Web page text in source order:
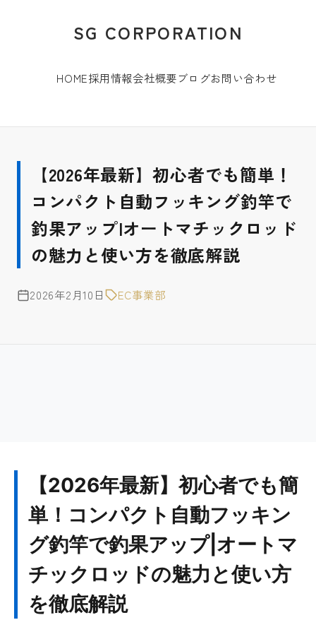
SG CORPORATION
HOME採用情報会社概要ブログお問い合わせ
【2026年最新】初心者でも簡単！
コンパクト自動フッキング釣竿で
釣果アップ|オートマチックロッド
の魅力と使い方を徹底解説
2026年2月10日 EC事業部
【2026年最新】初心者でも簡
単！コンパクト自動フッキン
グ釣竿で釣果アップ|オートマ
チックロッドの魅力と使い方
を徹底解説